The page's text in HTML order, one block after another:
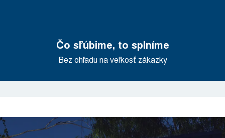
Čo sľúbime, to splníme
Bez ohľadu na veľkosť zákazky